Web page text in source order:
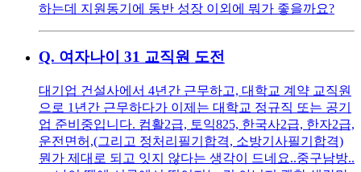
하는데 지원동기에 동반 성장 이외에 뭐가 좋을까요?
Q. 여자나이 31 교직원 도전
대기업 건설사에서 4년간 근무하고, 대학교 계약 교직원
으로 1년간 근무하다가 이제는 대학교 정규직 또는 공기
업 준비중입니다. 컴활2급, 토익825, 한국사2급, 한자2급,
운전면허,(그리고 정처리필기합격, 소방기사필기합격)
뭔가 제대로 되고 잇지 않다는 생각이 드네요..중구남방..